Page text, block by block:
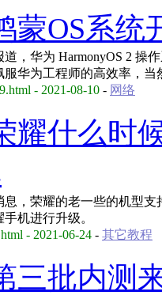
蒙OS系统
，华为 HarmonyOS 2 操
服华为工程师的高效率，
- 2021-08-10 - 网络
耀什么时
息，荣耀的老一些的机型
机进行升级。
- 2021-06-24 - 其它教程
三批内测